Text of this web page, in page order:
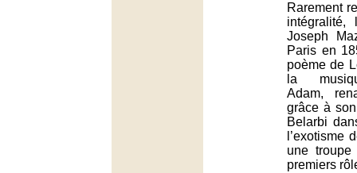
Rarement
intégralité,
Joseph
Paris en
poème de
la
Adam,
grâce à
Belarbi
l’exotisme
une
premiers